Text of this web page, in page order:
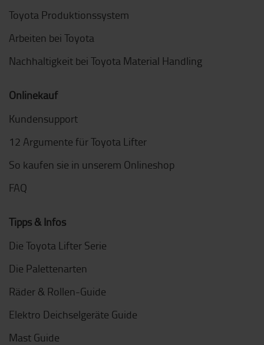
Toyota Produktionssystem
Arbeiten bei Toyota
Nachhaltigkeit bei Toyota Material Handling
Onlinekauf
Kundensupport
12 Argumente für Toyota Lifter
So kaufen sie in unserem Onlineshop
FAQ
Tipps & Infos
Die Toyota Lifter Serie
Die Palettenarten
Räder & Rollen-Guide
Elektro Deichselgeräte Guide
Mast Guide